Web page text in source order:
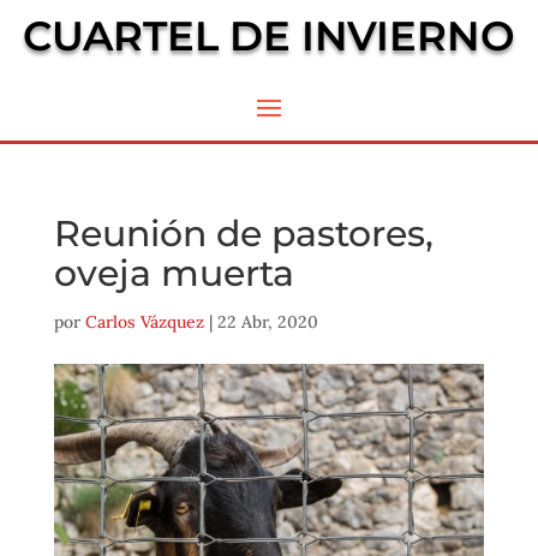
CUARTEL DE INVIERNO
Reunión de pastores,
oveja muerta
por Carlos Vázquez| 22 Abr, 2020